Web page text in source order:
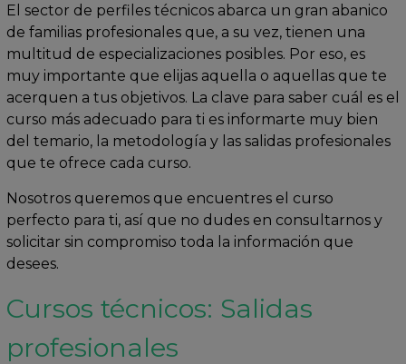
El sector de perfiles técnicos abarca un gran abanico
de familias profesionales que, a su vez, tienen una
multitud de especializaciones posibles. Por eso, es
muy importante que elijas aquella o aquellas que te
acerquen a tus objetivos. La clave para saber cuál es el
curso más adecuado para ti es informarte muy bien
del temario, la metodología y las salidas profesionales
que te ofrece cada curso.
Nosotros queremos que encuentres el curso
perfecto para ti, así que no dudes en consultarnos y
solicitar sin compromiso toda la información que
desees.
Cursos técnicos: Salidas
profesionales